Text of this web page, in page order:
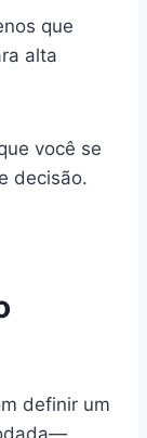
que
alta
você se
decisão.
definir um